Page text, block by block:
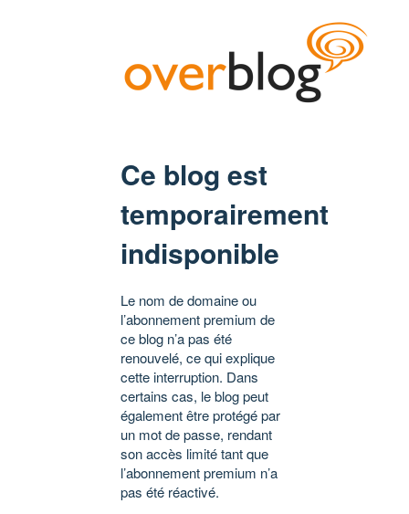
Ce blog est
temporairement
indisponible
Le nom de domaine ou
l’abonnement premium de
ce blog n’a pas été
renouvelé, ce qui explique
cette interruption. Dans
certains cas, le blog peut
également être protégé par
un mot de passe, rendant
son accès limité tant que
l’abonnement premium n’a
pas été réactivé.